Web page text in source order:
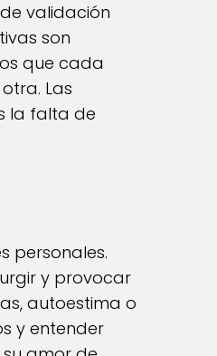
validación
son
que cada
Las
la falta de
personales.
y provocar
autoestima o
y entender